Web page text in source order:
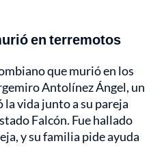
en terremotos
que murió en los
Antolínez Ángel, un
vida junto a su pareja
Falcón. Fue hallado
y su familia pide ayuda